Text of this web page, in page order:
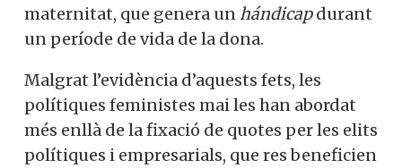
maternitat, que genera un hándicapdurant
un període de vida de la dona.
Malgrat l’evidència d’aquests fets, les
polítiques feministes mai les han abordat
més enllà de la fixació de quotes per les elits
polítiques i empresarials, que res beneficien